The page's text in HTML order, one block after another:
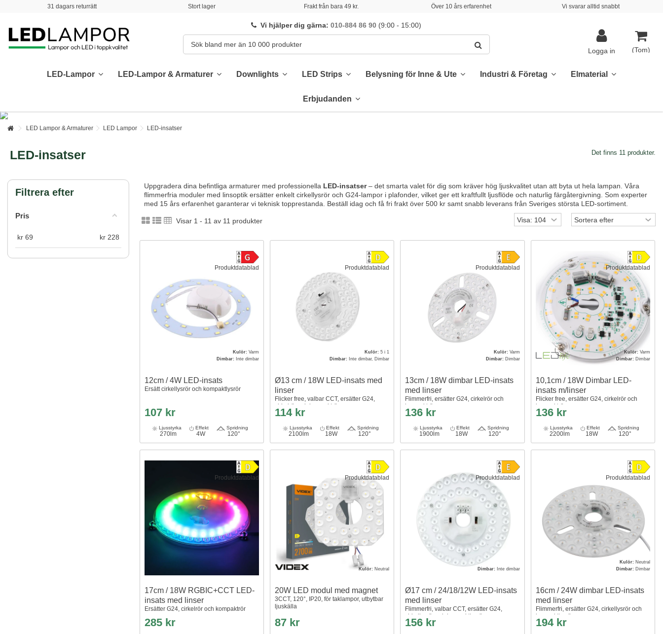
31 dagars returrätt Stort lager Frakt från bara 49 kr. Över 10 års erfarenhet Vi svarar alltid snabbt
Vi hjälper dig gärna:010-884 86 90 (9:00 - 15:00)
(Tom)
Logga in
LED-Lampor LED-Lampor & Armaturer Downlights LED Strips Belysning för Inne & Ute Industri & Företag Elmaterial
Erbjudanden
LED Lampor & Armaturer LED Lampor LED-insatser
LED-insatser Det finns 11 produkter.
Uppgradera dina befintliga armaturer med professionella LED-insatser– det smarta valet för dig som kräver hög ljuskvalitet utan att byta ut hela lampan. Våra
flimmerfria moduler med linsoptik ersätter enkelt cirkellysrör och G24-lampor i plafonder, vilket ger ett kraftfullt ljusflöde och naturlig färgåtergivning. Som experter
med 15 års erfarenhet garanterar vi teknisk topprestanda. Beställ idag och få fri frakt över 500 kr samt snabb leverans från Sveriges största LED-sortiment.
Visar 1 - 11 av 11 produkter
Produktdatablad
Kulör:Varm
Dimbar:Inte dimbar
12cm / 4W LED-insats
Ersätt cirkellysrör och kompaktlysrör
107 kr
Ljusstyrka
270lm
Effekt
4W
Spridning
120°
Produktdatablad
Kulör:5 i 1
Dimbar:Inte dimbar, Dimbar
Ø13 cm / 18W LED-insats med
linser
Flicker free, valbar CCT, ersätter G24,
cirkelrör och kompaktrör
114 kr
Ljusstyrka
2100lm
Effekt
18W
Spridning
120°
Produktdatablad
Kulör: Varm
Dimbar: Dimbar
13cm / 18W dimbar LED-insats
med linser
Flimmerfri, ersätter G24, cirkelrör och
kompaktrör
136 kr
Ljusstyrka
1900lm
Effekt
18W
Spridning
120°
Produktdatablad
Kulör: Varm
Dimbar: Dimbar
10,1cm / 18W Dimbar LED-
insats m/linser
Flicker free, ersätter G24, cirkelrör och
kompaktrör
136 kr
Ljusstyrka
2200lm
Effekt
18W
Spridning
120°
Produktdatablad
17cm / 18W RGBIC+CCT LED-
insats med linser
Ersätter G24, cirkelrör och kompaktrör
285 kr
Produktdatablad
Kulör:Neutral
20W LED modul med magnet
3CCT, 120°, IP20, för taklampor, utbytbar
ljuskälla
87 kr
Produktdatablad
Dimbar: Inte dimbar
Ø17 cm / 24/18/12W LED-insats
med linser
Flimmerfri, valbar CCT, ersätter G24,
cirkellysrör och kompaktlysrör
156 kr
Produktdatablad
Kulör: Neutral
Dimbar: Dimbar
16cm / 24W dimbar LED-insats
med linser
Flimmerfri, ersätter G24, cirkellysrör och
kompaktlysrör
194 kr
Filtrera efter
Pris
kr 69 kr 228